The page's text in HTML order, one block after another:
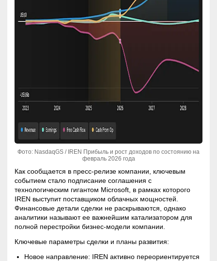
Фото: NasdaqGS / IREN Прибыль и рост доходов по состоянию на
февраль 2026 года
Как сообщается в пресс-релизе компании, ключевым
событием стало подписание соглашения с
технологическим гигантом Microsoft, в рамках которого
IREN выступит поставщиком облачных мощностей.
Финансовые детали сделки не раскрываются, однако
аналитики называют ее важнейшим катализатором для
полной перестройки бизнес-модели компании.
Ключевые параметры сделки и планы развития:
Новое направление: IREN активно переориентируется